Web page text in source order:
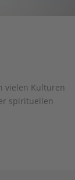
vielen Kulturen
spirituellen